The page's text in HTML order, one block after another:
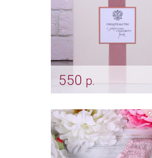
550 р.
заключении брака
"Пепельная роза"
Арт: pap_0009